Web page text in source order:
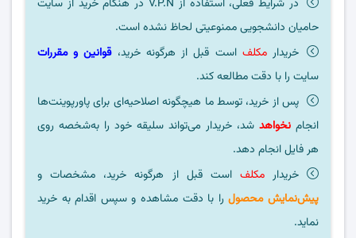
در شرایط فعلی، استفاده از V.P.N در هنگام خرید از سایت
حامیان دانشجویی ممنوعیتی لحاظ نشده است.
خریدارمکلف است قبل از هرگونه خرید،قوانین و مقررات
سایت را با دقت مطالعه کند.
پس از خرید، توسط ما هیچگونه اصلاحیه‌ای برای پاورپوینت‌ها
انجام نخواهد شد، خریدار می‌تواند سلیقه خود را به‌شخصه روی
هر فایل انجام دهد.
خریدارمکلف است قبل از هرگونه خرید، مشخصات و
پیش‌نمایش محصولرا با دقت مشاهده و سپس اقدام به خرید
نماید.